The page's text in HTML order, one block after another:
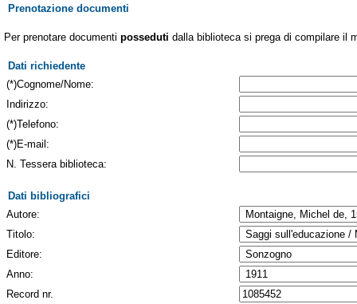
Prenotazione documenti
Per prenotare documenti posseduti dalla biblioteca si prega di compilare il
Dati richiedente
(*)Cognome/Nome:
Indirizzo:
(*)Telefono:
(*)E-mail:
N. Tessera biblioteca:
Dati bibliografici
Autore:
Titolo:
Editore:
Anno:
Record nr.